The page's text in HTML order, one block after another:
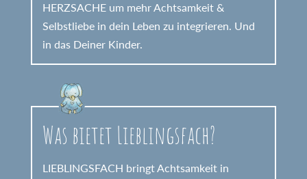
HERZSACHE um mehr Achtsamkeit &
Selbstliebe in dein Leben zu integrieren. Und
in das Deiner Kinder.
Was bietet Lieblingsfach?
LIEBLINGSFACH bringt Achtsamkeit in